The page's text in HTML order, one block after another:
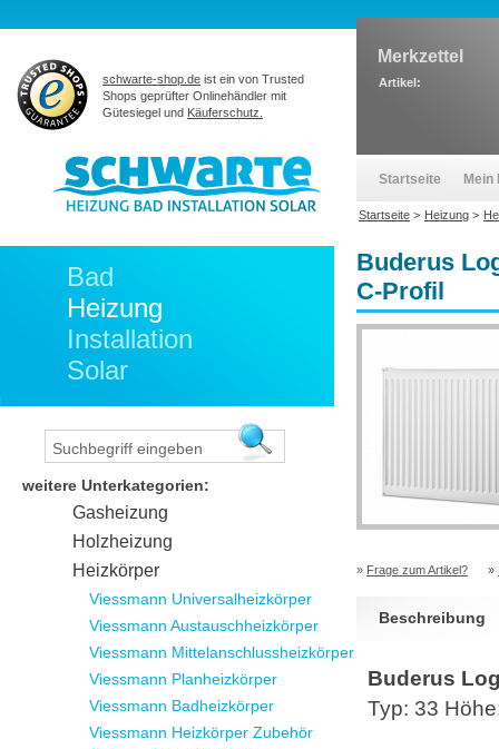
Buderus
C-Profil
» Frage zum Artikel? »
Beschreibung
Buderus
Typ: 33
Bad
Heizung
Installation
Solar
weitere Unterkategorien:
Gasheizung
Holzheizung
Heizkörper
Viessmann Universalheizkörper
Viessmann Austauschheizkörper
Viessmann Mittelanschlussheizkörper
Viessmann Planheizkörper
Viessmann Badheizkörper
Viessmann Heizkörper Zubehör
schwarte-shop.de ist ein von Trusted
Shops geprüfter Onlinehändler mit
Gütesiegel und Käuferschutz.
Merkzettel
Artikel:
Startseite Mein
Startseite > Heizung >